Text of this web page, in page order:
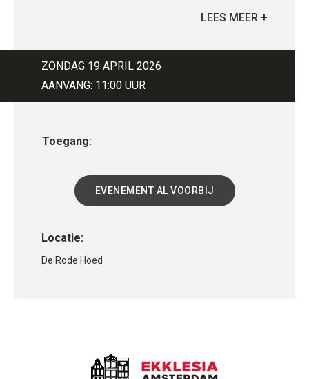
Hij vertelt graag verhalen – in vele tekstvormen.
ZONDAG 19 APRIL 2026
AANVANG: 11:00 UUR
Toegang:
EVENEMENT AL VOORBIJ
Locatie:
De Rode Hoed